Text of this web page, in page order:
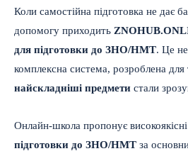
Коли самостійна підготовка не дає
допомогу приходить
для підготовки до ЗНО/НМТ. Це
комплексна система, розроблена
найскладніші предмети стали
Онлайн-школа пропонує високоякісні
підготовки до ЗНО/НМТ за